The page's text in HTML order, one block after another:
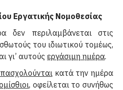
Εργατικής Νομοθεσίας
δεν περιλαμβάνεται στις
του ιδιωτικού τομέως,
γι’ αυτούς εργάσιμη ημέρα.
κατά την ημέρα
, οφείλεται το συνήθως